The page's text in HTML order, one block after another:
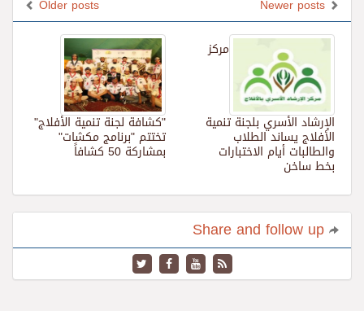
Older posts
"كشافة لجنة تنمية الأفلاج"
تختتم "برنامج مكشات"
بمشاركة 50 كشافاً
مركز
الإرشاد الأسري بلجنة تنمية
الأفلاج يساند الطلاب
والطالبات أيام الاختبارات
بخط ساخن